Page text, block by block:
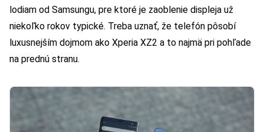
lodiam od Samsungu, pre ktoré je zaoblenie displeja už
niekoľko rokov typické. Treba uznať, že telefón pôsobí
luxusnejším dojmom ako Xperia XZ2 a to najmä pri pohľade
na prednú stranu.